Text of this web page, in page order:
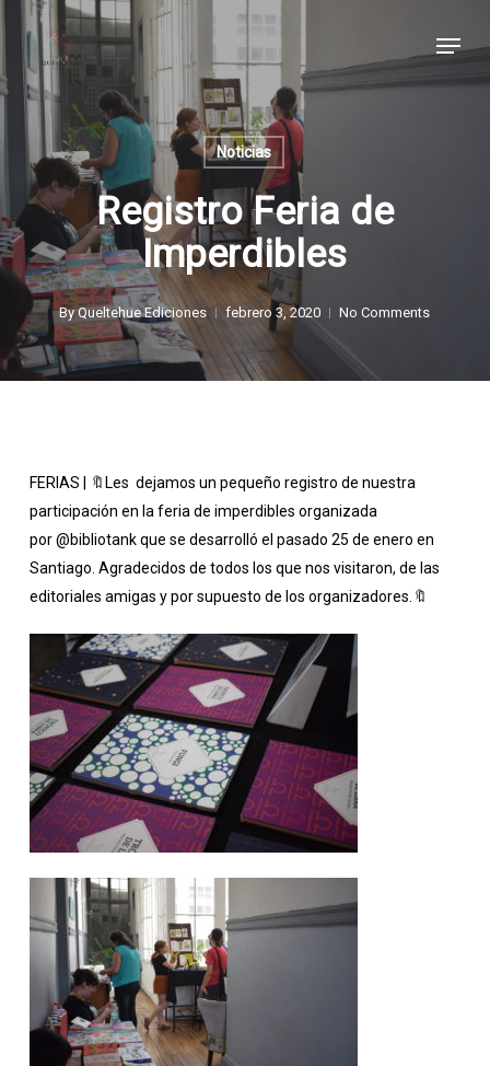
main
content
Menu
Noticias
Registro Feria de
Imperdibles
By Queltehue Ediciones febrero 3, 2020 No Comments
FERIAS | 🔖Les dejamos un pequeño registro de nuestra
participación en la feria de imperdibles organizada
por@bibliotankque se desarrolló el pasado 25 de enero en
Santiago. Agradecidos de todos los que nos visitaron, de las
editoriales amigas y por supuesto de los organizadores.🔖